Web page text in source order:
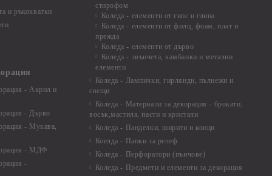
и ръкохватки
- Акрил и
- Дърво
- Мукава,
- МДФ
-
стирофом
Коледа - елементи от гипс и глина
Коледа - елементи от филц, фоам, плат и
прежда
Коледа - елементи от дърво
Коледа - звънчета, камбанки и метални
елементи
Коледа - Лампички, гирлянди, пълнежи и
свещи
Коледа - Материали за декорация - брокати,
восък,мастила, пасти и кристали
Коледа - Панделки, ширити и конци
Коелда - Папки за релеф
Коледа - Перфоратори (пънчове)
Коледа - Предмети и елементи за декорация